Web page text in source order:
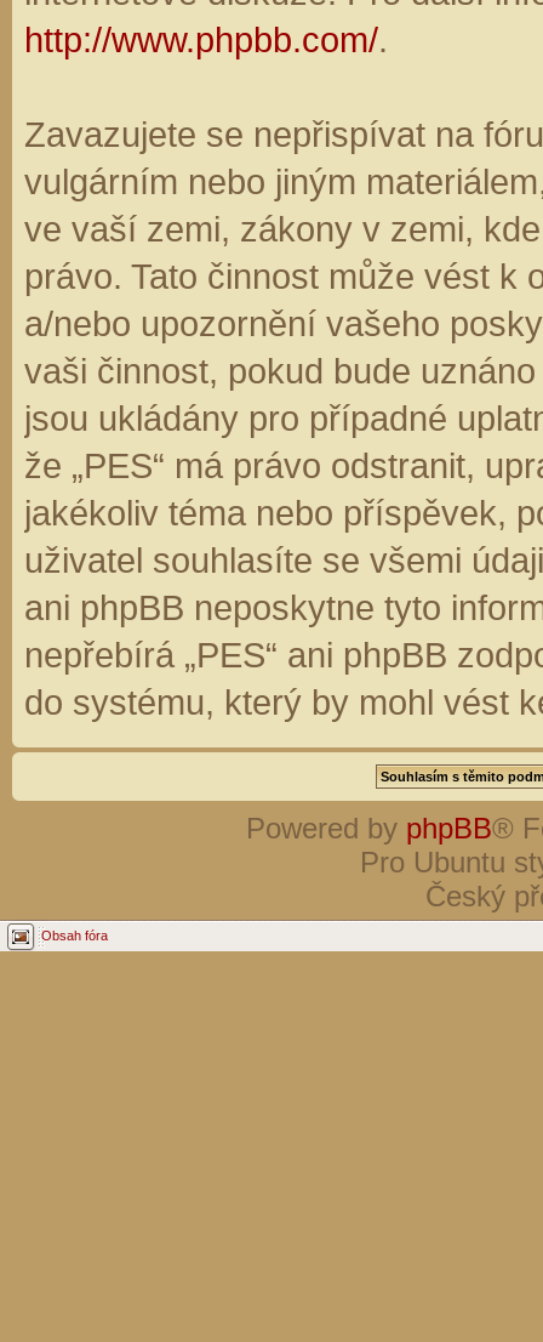
http://www.phpbb.com/.
Zavazujete se nepřispívat na
vulgárním nebo jiným
ve vaší zemi, zákony v zemi,
právo. Tato činnost může vést k
a/nebo upozornění vašeho
vaši činnost, pokud bude
jsou ukládány pro případné
že „PES“ má právo odstranit,
jakékoliv téma nebo příspěvek,
uživatel souhlasíte se všemi
ani phpBB neposkytne tyto
nepřebírá „PES“ ani phpBB
do systému, který by mohl vést
Powered by phpBB®
Pro Ubuntu
Český
Obsah fóra